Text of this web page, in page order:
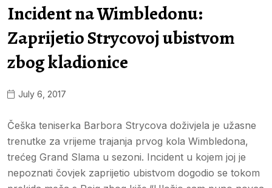
Incident na Wimbledonu:
Zaprijetio Strycovoj ubistvom
zbog kladionice
July 6, 2017
Češka teniserka Barbora Strycova doživjela je užasne
trenutke za vrijeme trajanja prvog kola Wimbledona,
trećeg Grand Slama u sezoni. Incident u kojem joj je
nepoznati čovjek zaprijetio ubistvom dogodio se tokom